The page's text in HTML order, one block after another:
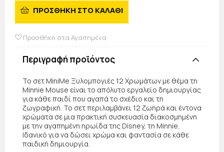
ΠΡΟΣΘΗΚΗ ΣΤΟ ΚΑΛΑΘΙ
Προσθήκη στα Αγαπημένα
Περιγραφή προϊόντος
Το σετ MiniMe Ξυλομπογιές 12 Χρωμάτων με θέμα τη
Minnie Mouse είναι το απόλυτο εργαλείο δημιουργίας
για κάθε παιδί που αγαπά το σχέδιο και τη
ζωγραφική. Το σετ περιλαμβάνει 12 ζωηρά και έντονα
χρώματα σε μια πρακτική συσκευασία διακοσμημένη
με την αγαπημένη ηρωίδα της Disney, τη Minnie.
Ιδανικό για να δώσει χρώμα και φαντασία σε κάθε
παιδική δημιουργία.